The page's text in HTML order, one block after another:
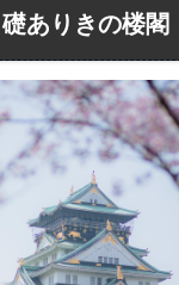
礎ありきの楼閣